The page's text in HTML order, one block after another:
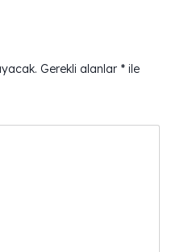
Gerekli alanlar * ile